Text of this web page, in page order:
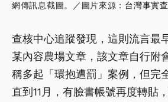
網傳訊息截圖。／圖片來源： 台灣事實
查核中心追蹤發現，這則流言最
某內容農場文章，該文章自行附
稱多起「環抱遭罰」案例，但完
直到11月，有臉書帳號再度轉貼